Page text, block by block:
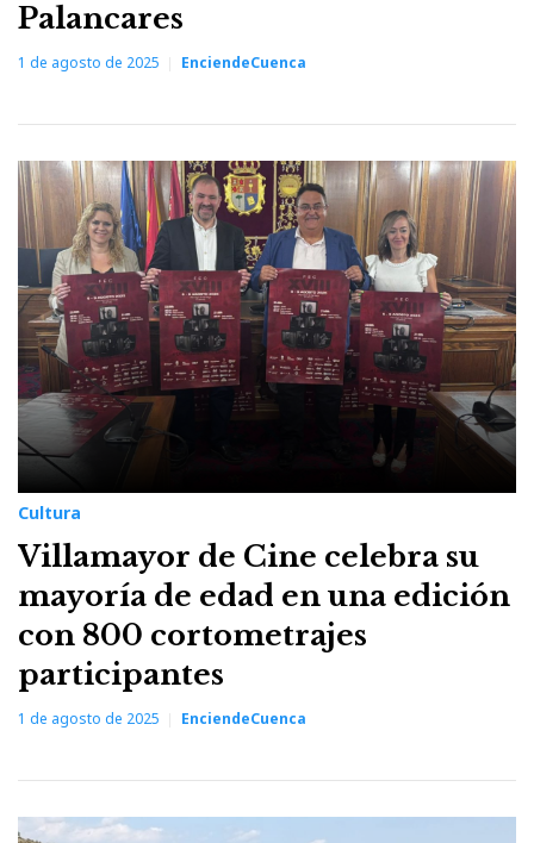
Palancares
1 de agosto de 2025 EnciendeCuenca
Cultura
Villamayor de Cine celebra su
mayoría de edad en una edición
con 800 cortometrajes
participantes
1 de agosto de 2025 EnciendeCuenca